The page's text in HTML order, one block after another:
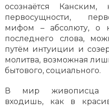
осознаётся
первосущности,
мифом – абсолюту, о
последнего слова,
путём интуиции и
молитва, возможная
бытового, социального.
В мир живописца
входишь, как в